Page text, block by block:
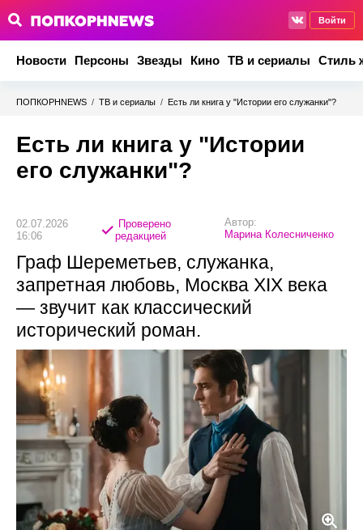
Войти
Новости Персоны Звезды Кино ТВ и сериалы Стиль
ПОПКОРНNEWS / ТВ и сериалы / Есть ли книга у "Истории его служанки"?
Есть ли книга у "Истории
его служанки"?
02.07.2026
16:06
Проверено
редакцией
Автор:
Марина Колесниченко
Граф Шереметьев, служанка,
запретная любовь, Москва XIX века
— звучит как классический
исторический роман.